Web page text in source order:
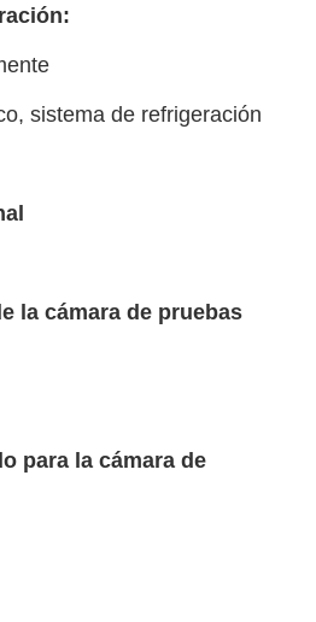
sistema de refrigeración
la cámara de pruebas
para la cámara de